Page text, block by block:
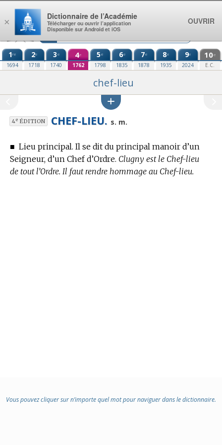
Aller au contenu
1re
1694
2e
1718
3e
1740
4e
1762
5e
1798
6e
1835
7e
1878
8e
1935
9e
2024
10e
E.C.
chef-lieu
4eÉDITION CHEF-LIEU. s. m.
■ Lieu principal. Il se dit du principal manoir d’un
Seigneur, d’un Chef d’Ordre. Clugny est le Chef-lieu
de tout l’Ordre. Il faut rendre hommage au Chef-lieu.
Vous pouvez cliquer sur n’importe quel mot pour naviguer dans le dictionnaire.
×
Dictionnaire de l’Académie
Télécharger ou ouvrir l’application
Disponible sur Android et iOS
OUVRIR